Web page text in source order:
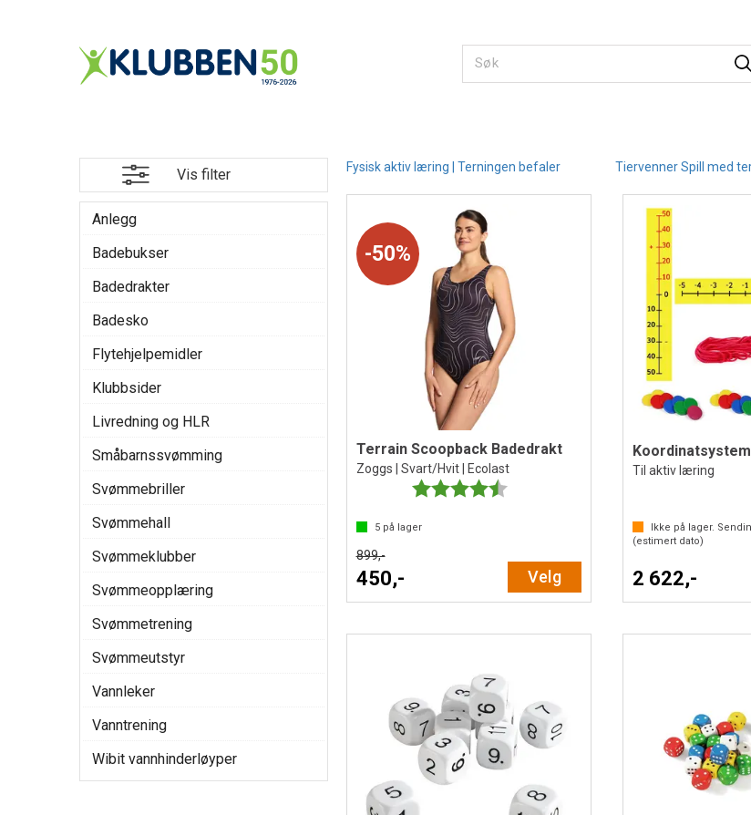
Vis filter
Anlegg
Badebukser
Badedrakter
Badesko
Flytehjelpemidler
Klubbsider
Livredning og HLR
Småbarnssvømming
Svømmebriller
Svømmehall
Svømmeklubber
Svømmeopplæring
Svømmetrening
Svømmeutstyr
Vannleker
Vanntrening
Wibit vannhinderløyper
Fysisk aktiv læring | Terningen befaler Tiervenner Spill med
50%
Terrain Scoopback Badedrakt
Zoggs | Svart/Hvit | Ecolast
Karakter:
5på lager
899,-
450,- Velg
Til aktiv læring
Ikke på lager.
(estimert dato)
2 622,-